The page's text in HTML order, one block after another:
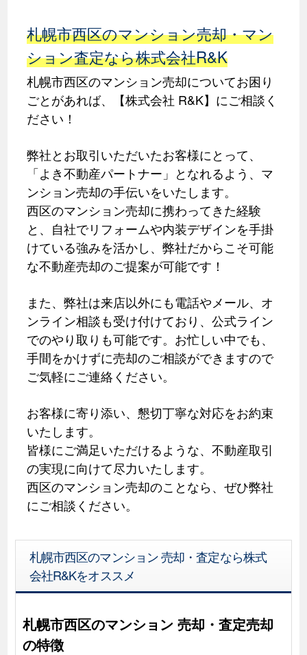
札幌市西区のマンション売却・マン
ション査定なら株式会社R&K
札幌市西区のマンション売却についてお困り
ごとがあれば、【株式会社 R&K】にご相談く
ださい！
弊社とお取引いただいたお客様にとって、
「よき不動産パートナー」となれるよう、マ
ンション売却の手伝いをいたします。
西区のマンション売却に携わってきた経験
と、自社でリフォームや内装デザインを手掛
けている強みを活かし、弊社だからこそ可能
な不動産売却のご提案が可能です！
また、弊社は来店以外にも電話やメール、オ
ンライン相談も受け付けており、公式ライン
でのやり取りも可能です。お忙しい中でも、
手間をかけずに売却のご相談ができますので
ご気軽にご連絡ください。
お客様に寄り添い、懇切丁寧な対応をお約束
いたします。
皆様にご満足いただけるような、不動産取引
の実現に向けて尽力いたします。
西区のマンション売却のことなら、ぜひ弊社
にご相談ください。
札幌市西区のマンション 売却・査定なら株式
会社R&Kをオススメ
札幌市西区のマンション 売却・査定売却
の特徴